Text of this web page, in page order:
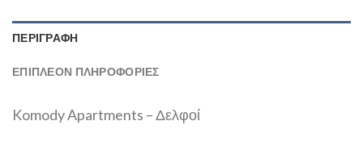
ΠΕΡΙΓΡΑΦΉ
ΕΠΙΠΛΈΟΝ ΠΛΗΡΟΦΟΡΊΕΣ
Komody Apartments – Δελφοί